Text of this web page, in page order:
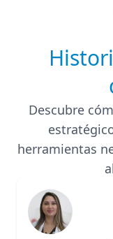
Descubre
herramientas